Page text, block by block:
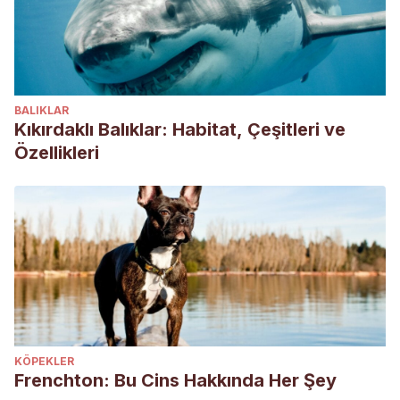
BALIKLAR
Kıkırdaklı Balıklar: Habitat, Çeşitleri ve
Özellikleri
KÖPEKLER
Frenchton: Bu Cins Hakkında Her Şey